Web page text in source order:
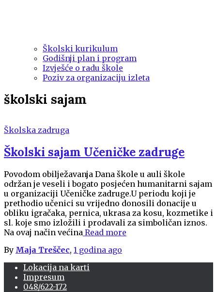
Školski kurikulum
Godišnji plan i program
Izvješće o radu škole
Poziv za organizaciju izleta
školski sajam
Školska zadruga
Školski sajam Učeničke zadruge
Povodom obilježavanja Dana škole u auli škole
održan je veseli i bogato posjećen humanitarni sajam
u organizaciji Učeničke zadruge.U periodu koji je
prethodio učenici su vrijedno donosili donacije u
obliku igračaka, pernica, ukrasa za kosu, kozmetike i
sl. koje smo izložili i prodavali za simboličan iznos.
Na ovaj način većina Read more
By Maja Treščec, 1 godina ago
Lokacija na karti
Impresum
048/622-172